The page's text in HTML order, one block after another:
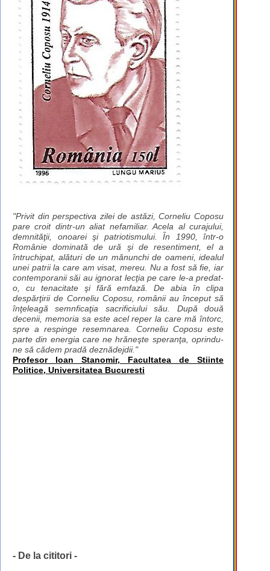
"Privit din perspectiva zilei de astăzi, Corneliu Coposu
pare croit dintr-un aliat nefamiliar. Acela al curajului,
demnităţii, onoarei şi patriotismului. În 1990, într-o
Românie dominată de ură şi de resentiment, el a
întruchipat, alături de un mănunchi de oameni, idealul
unei patrii la care am visat, mereu. Nu a fost să fie, iar
contemporanii săi au ignorat lecţia pe care le-a predat-
o, cu tenacitate şi fără emfază. De abia în clipa
despărţirii de Corneliu Coposu, românii au început să
înţeleagă semnficaţia sacrificiului său. După două
decenii, memoria sa este acel reper la care mă întorc,
spre a respinge resemnarea. Corneliu Coposu este
parte din energia care ne hrăneşte speranţa, oprindu-
ne să cădem pradă deznădejdii."
Profesor Ioan Stanomir, Facultatea de Stiinte
Politice, Universitatea Bucuresti
- De la cititori -